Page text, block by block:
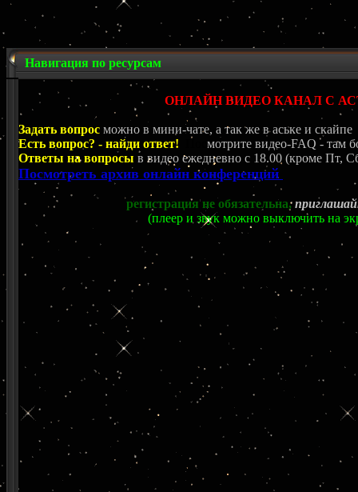
Навигация по ресурсам
ОНЛАЙН ВИДЕО КАНАЛ С
Задать вопрос можно в мини-чате, а так же в аське и скайпе
Есть вопрос? - найди ответ!
мотрите видео-FAQ - там
Ответы на вопросы в видео ежедневно c 18.00 (кроме Пт,
Посмотреть архив онлайн конференций
регистрация не обязательна,
(плеер и звук можно выключить на